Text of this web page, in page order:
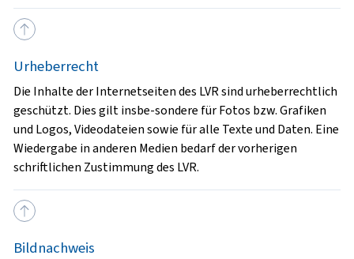
Urheberrecht
Die Inhalte der Internetseiten des LVR sind urheberrechtlich
geschützt. Dies gilt insbe-sondere für Fotos bzw. Grafiken
und Logos, Videodateien sowie für alle Texte und Daten. Eine
Wiedergabe in anderen Medien bedarf der vorherigen
schriftlichen Zustimmung des LVR.
Bildnachweis